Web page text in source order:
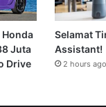
Honda
Juta
Drive
Selamat
Assistant!
2 hours ago